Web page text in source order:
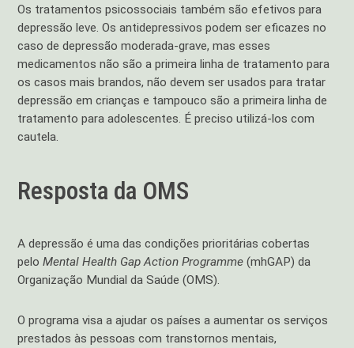
Os tratamentos psicossociais também são efetivos para
depressão leve. Os antidepressivos podem ser eficazes no
caso de depressão moderada-grave, mas esses
medicamentos não são a primeira linha de tratamento para
os casos mais brandos, não devem ser usados para tratar
depressão em crianças e tampouco são a primeira linha de
tratamento para adolescentes. É preciso utilizá-los com
cautela.
Resposta da OMS
A depressão é uma das condições prioritárias cobertas
pelo Mental Health Gap Action Programme (mhGAP) da
Organização Mundial da Saúde (OMS).
O programa visa a ajudar os países a aumentar os serviços
prestados às pessoas com transtornos mentais,